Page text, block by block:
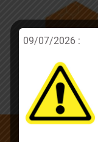
09/07/2026 :